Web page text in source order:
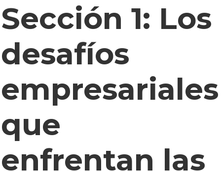
Sección 1: Los
desafíos
empresariales
que
enfrentan las